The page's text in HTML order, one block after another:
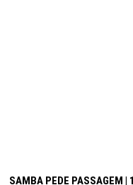
SAMBA PEDE PASSAGEM |